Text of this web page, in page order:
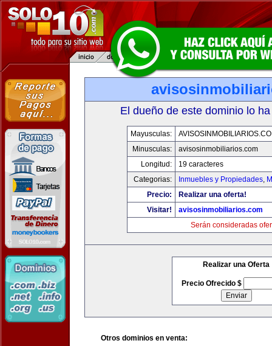
El dueño de este dominio lo
Mayusculas:
Minusculas:
avisosinmobiliarios.com
Longitud:
19 caracteres
Categorias:
Inmuebles y Propiedades,
Precio:
Realizar una oferta!
Visitar!
avisosinmobiliarios.com
Serán consideradas
Realizar una Oferta
Precio Ofrecido $
Otros dominios en venta: